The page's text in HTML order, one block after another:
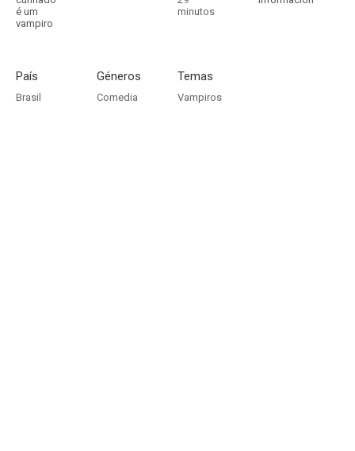
é um
vampiro
minutos
País
Brasil
Géneros
Comedia
Temas
Vampiros